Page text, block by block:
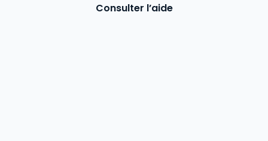
Consulter l’aide